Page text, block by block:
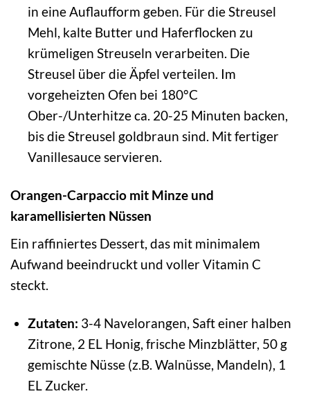
in eine Auflaufform geben. Für die Streusel
Mehl, kalte Butter und Haferflocken zu
krümeligen Streuseln verarbeiten. Die
Streusel über die Äpfel verteilen. Im
vorgeheizten Ofen bei 180°C
Ober-/Unterhitze ca. 20-25 Minuten backen,
bis die Streusel goldbraun sind. Mit fertiger
Vanillesauce servieren.
Orangen-Carpaccio mit Minze und
karamellisierten Nüssen
Ein raffiniertes Dessert, das mit minimalem
Aufwand beeindruckt und voller Vitamin C
steckt.
Zutaten: 3-4 Navelorangen, Saft einer halben
Zitrone, 2 EL Honig, frische Minzblätter, 50 g
gemischte Nüsse (z.B. Walnüsse, Mandeln), 1
EL Zucker.